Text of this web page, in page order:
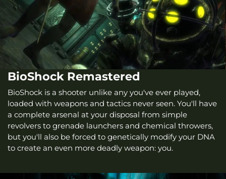
BioShock Remastered
BioShock is a shooter unlike any you've ever played,
loaded with weapons and tactics never seen. You'll have
a complete arsenal at your disposal from simple
revolvers to grenade launchers and chemical throwers,
but you'll also be forced to genetically modify your DNA
to create an even more deadly weapon: you.